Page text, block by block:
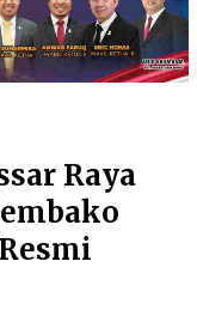
Raya